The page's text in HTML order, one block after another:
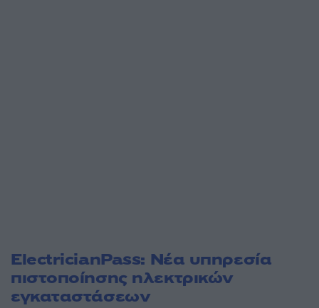
ElectricianPass: Νέα υπηρεσία
πιστοποίησης ηλεκτρικών
εγκαταστάσεων